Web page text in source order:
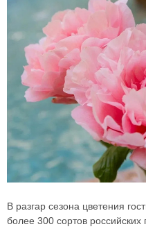
В разгар сезона цветения
более 300 сортов российских